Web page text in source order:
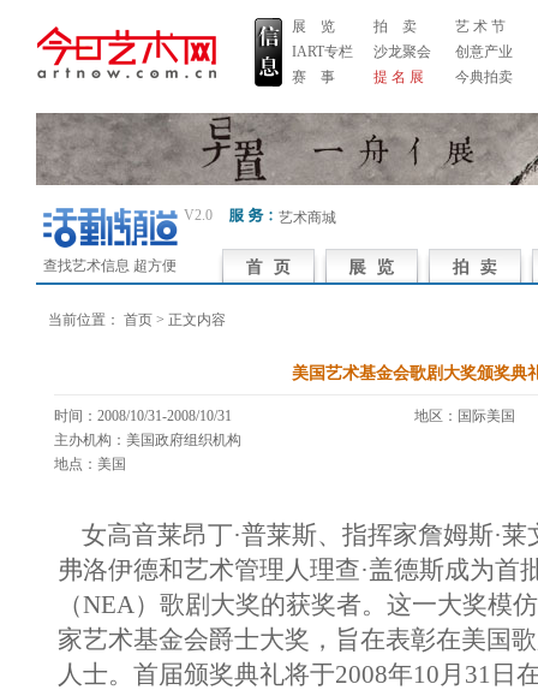
展 览
IART专栏
赛 事
拍 卖
沙龙聚会
提 名 展
艺 术 节
创意产业
今典拍卖
查找艺术信息 超方便
V2.0 艺术商城
当前位置： 首页 > 正文内容
美国艺术基金会歌剧大奖颁奖典
时间：2008/10/31-2008/10/31
地区：国际美
主办机构：美国政府组织机构
地点：美国
女高音莱昂丁·普莱斯、指挥家詹姆斯·莱
弗洛伊德和艺术管理人理查·盖德斯成为首
（NEA）歌剧大奖的获奖者。这一大奖模
家艺术基金会爵士大奖，旨在表彰在美国
人士。首届颁奖典礼将于2008年10月31日